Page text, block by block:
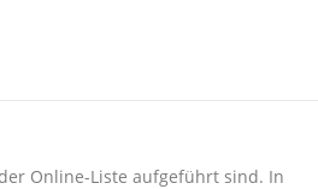
Online-Liste aufgeführt sind. In